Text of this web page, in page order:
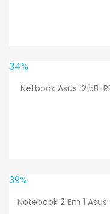
34%
Netbook Asus 1215B-
39%
Notebook 2 Em 1